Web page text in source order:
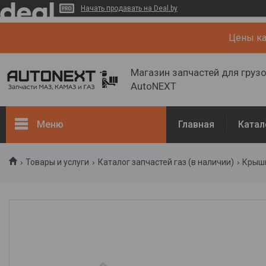
Начать продавать на Deal.by
Цены
Магазин запчастей для
AutoNEXT
Меню Главная
Товары и услуги Каталог запчастей газ (в наличии)